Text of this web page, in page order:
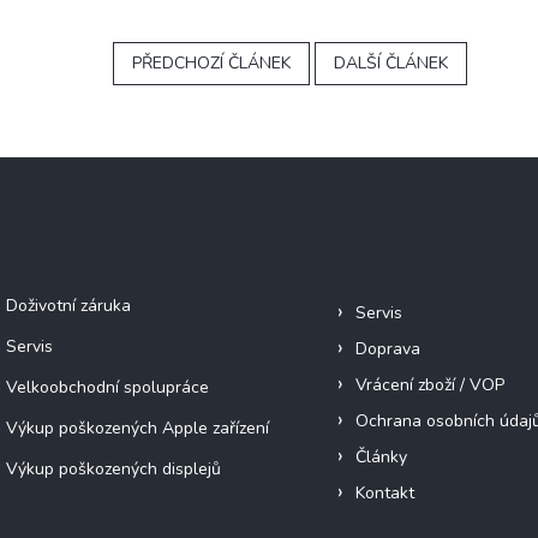
PŘEDCHOZÍ ČLÁNEK DALŠÍ ČLÁNEK
Doživotní záruka
Servis
Velkoobchodní spolupráce
Výkup poškozených Apple zařízení
Výkup poškozených displejů
Servis
Doprava
Vrácení zboží / VOP
Ochrana osobních
Články
Kontakt